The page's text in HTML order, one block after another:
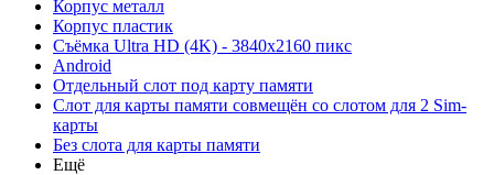
Корпус металл
Корпус пластик
Съёмка Ultra HD (4K) - 3840x2160 пикс
Android
Отдельный слот под карту памяти
Слот для карты памяти совмещён со слотом для 2 Sim-
карты
Без слота для карты памяти
Ещё